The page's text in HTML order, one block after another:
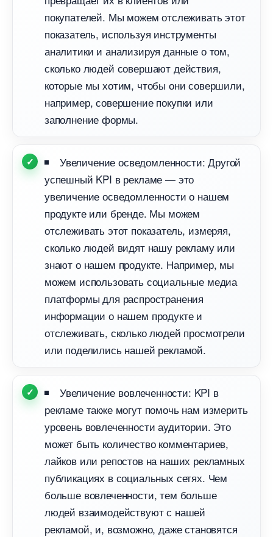
покупателей. Мы можем отслеживать этот
показатель, используя инструменты
аналитики и анализируя данные о том,
сколько людей совершают действия,
которые мы хотим, чтобы они совершили,
например, совершение покупки или
заполнение формы.
Увеличение осведомленности: Другой
успешный KPI в рекламе — это
увеличение осведомленности о нашем
продукте или бренде. Мы можем
отслеживать этот показатель, измеряя,
сколько людей видят нашу рекламу или
знают о нашем продукте. Например, мы
можем использовать социальные медиа
платформы для распространения
информации о нашем продукте и
отслеживать, сколько людей просмотрели
или поделились нашей рекламой.
Увеличение вовлеченности: KPI
рекламе также могут помочь нам измерить
уровень вовлеченности аудитории. Это
может быть количество комментариев,
лайков или репостов на наших рекламных
публикациях в социальных сетях. Чем
ольше вовлеченности, тем больше
людей взаимодействуют с нашей
рекламой, и, возможно, даже становятся